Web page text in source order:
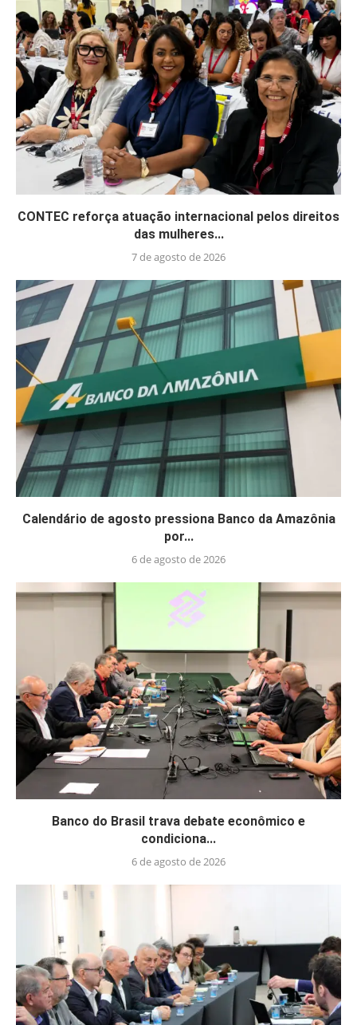
CONTEC reforça atuação internacional pelos direitos
das mulheres...
7 de agosto de 2026
Calendário de agosto pressiona Banco da Amazônia
por...
6 de agosto de 2026
Banco do Brasil trava debate econômico e
condiciona...
6 de agosto de 2026